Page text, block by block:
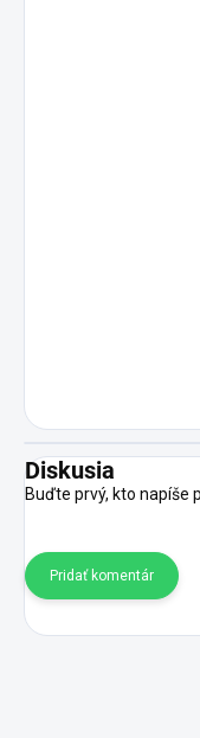
Diskusia
Buďte prvý, kto napíše
Pridať komentár